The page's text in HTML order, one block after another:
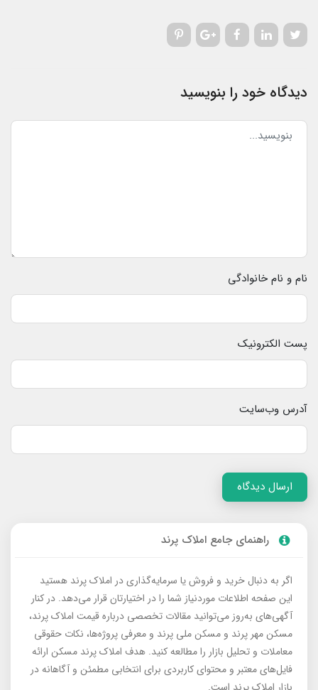
دیدگاه خود را بنویسید
نام و نام خانوادگی
پست الکترونیک
آدرس وب‌سایت
ارسال دیدگاه
راهنمای جامع املاک پرند
اگر به دنبال خرید و فروش یا سرمایه‌گذاری در املاک پرند هستید
این صفحه اطلاعات موردنیاز شما را در اختیارتان قرار می‌دهد. در کنار
آگهی‌های به‌روز می‌توانید مقالات تخصصی درباره قیمت املاک پرند،
مسکن مهر پرند و مسکن ملی پرند و معرفی پروژه‌ها، نکات حقوقی
معاملات و تحلیل بازار را مطالعه کنید. هدف املاک پرند مسکن ارائه
فایل‌های معتبر و محتوای کاربردی برای انتخابی مطمئن و آگاهانه در